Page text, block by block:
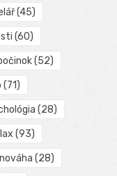
(45)
(60)
(52)
(71)
(28)
(93)
(28)